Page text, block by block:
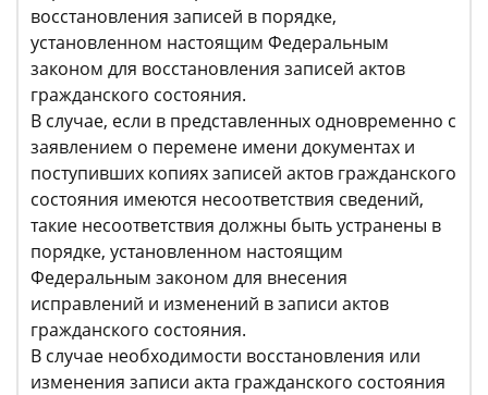
восстановления записей в порядке,
установленном настоящим Федеральным
законом для восстановления записей актов
гражданского состояния.
В случае, если в представленных одновременно с
заявлением о перемене имени документах и
поступивших копиях записей актов гражданского
состояния имеются несоответствия сведений,
такие несоответствия должны быть устранены в
порядке, установленном настоящим
Федеральным законом для внесения
исправлений и изменений в записи актов
гражданского состояния.
В случае необходимости восстановления или
изменения записи акта гражданского состояния